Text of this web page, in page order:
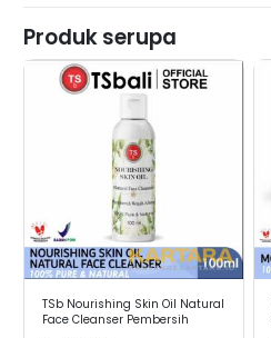
Produk serupa
TSb Nourishing Skin Oil Natural
Face Cleanser Pembersih